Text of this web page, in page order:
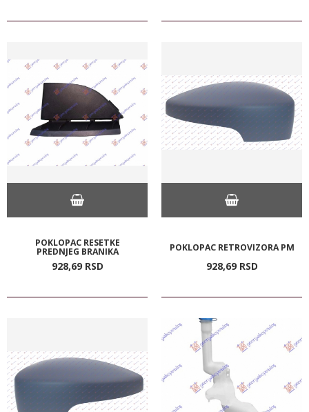
POKLOPAC RESETKE
PREDNJEG BRANIKA
928,69 RSD
POKLOPAC RETROVIZORA PM
928,69 RSD